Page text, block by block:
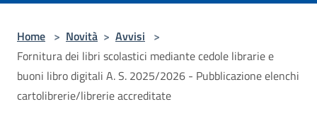
Home > Novità > Avvisi >
Fornitura dei libri scolastici mediante cedole librarie e
buoni libro digitali A. S. 2025/2026 - Pubblicazione elenchi
cartolibrerie/librerie accreditate